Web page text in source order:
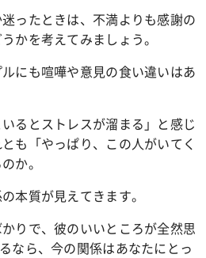
ったときは、不満よりも感謝の
かを考えてみましょう。
にも喧嘩や意見の食い違いはあ
るとストレスが溜まる」と感じ
も「やっぱり、この人がいてく
か。
本質が見えてきます。
りで、彼のいいところが全然思
なら、今の関係はあなたにとっ